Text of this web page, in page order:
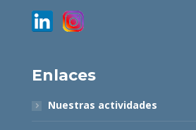
Enlaces
Nuestras actividades